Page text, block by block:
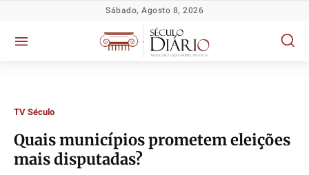
Política
Socioeconômicas
Política
Socioeconômicas
Política
Socioeconômicas
Política
Socioeconômicas
Sábado, Agosto 8, 2026
TV Século
Quais municípios prometem eleições
mais disputadas?